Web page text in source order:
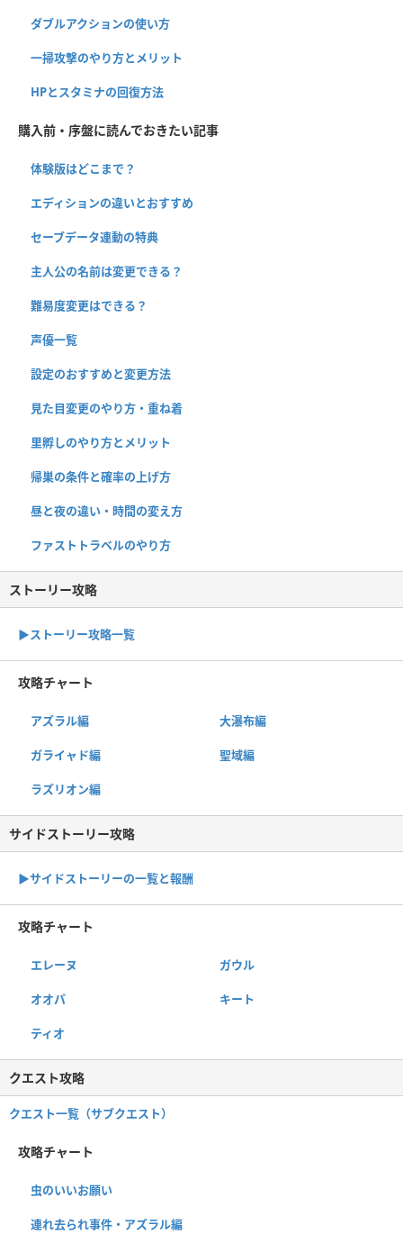
ダブルアクションの使い方
一掃攻撃のやり方とメリット
HPとスタミナの回復方法
購入前・序盤に読んでおきたい記事
体験版はどこまで？
エディションの違いとおすすめ
セーブデータ連動の特典
主人公の名前は変更できる？
難易度変更はできる？
声優一覧
設定のおすすめと変更方法
見た目変更のやり方・重ね着
里孵しのやり方とメリット
帰巣の条件と確率の上げ方
昼と夜の違い・時間の変え方
ファストトラベルのやり方
ストーリー攻略
▶︎ストーリー攻略一覧
攻略チャート
アズラル編 大瀑布編
ガライャド編 聖域編
ラズリオン編
サイドストーリー攻略
▶サイドストーリーの一覧と報酬
攻略チャート
エレーヌ ガウル
オオパ キート
ティオ
クエスト攻略
クエスト一覧（サブクエスト）
攻略チャート
虫のいいお願い
連れ去られ事件・アズラル編